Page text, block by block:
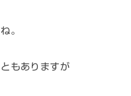
。
もありますが